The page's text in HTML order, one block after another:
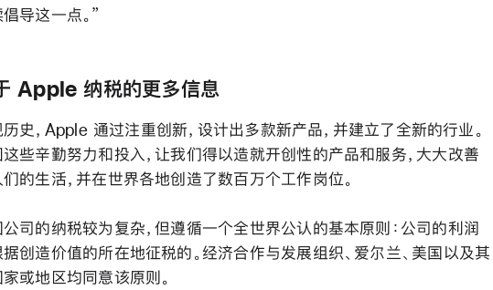
导这一点。”
Apple 纳税的更多信息
史，Apple 通过注重创新，设计出多款新产品，并建立了全新的行业。
这些辛勤努力和投入，让我们得以造就开创性的产品和服务，大大改善
们的生活，并在世界各地创造了数百万个工作岗位。
公司的纳税较为复杂，但遵循一个全世界公认的基本原则：公司的利润
据创造价值的所在地征税的。经济合作与发展组织、爱尔兰、美国以及其
家或地区均同意该原则。